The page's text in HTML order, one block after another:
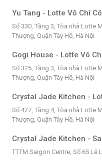
Yu Tang - Lotte Võ Chí
Số 330, Tầng 3, Tòa nhà Lotte
Thượng, Quận Tây Hồ, Hà Nội
Gogi House - Lotte Võ
Số 325, Tầng 3, Tòa nhà Lotte
Thượng, Quận Tây Hồ, Hà Nội
Crystal Jade Kitchen -
Số 427, Tầng 4, Tòa nhà Lotte
Thượng, Quận Tây Hồ, Hà Nội
Crystal Jade Kitchen -
TTTM Saigon Centre, Số 65 Lê